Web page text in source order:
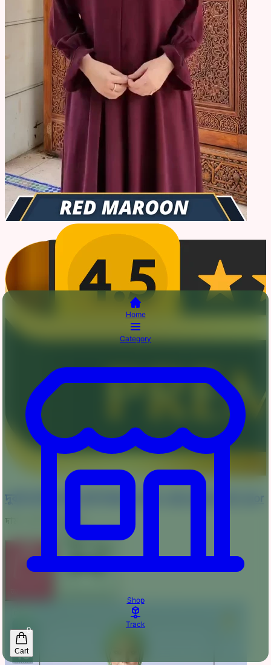
দুবাই চেরি ১পার্ট রেডি হিজাব- 1PRH - RED MAROON Color
দাম : টাকা
Home
Category
Shop
Track
0
Cart